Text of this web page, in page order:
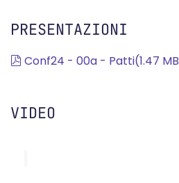
PRESENTAZIONI
pdf
Conf24 - 00a - Patti(1.47 MB
VIDEO